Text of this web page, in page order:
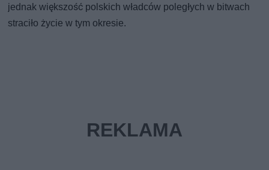
jednak większość polskich władców poległych w bitwach
straciło życie w tym okresie.